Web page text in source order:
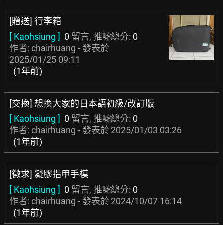
[贈送] 行李箱
[ Kaohsiung ] 0 留言, 推噓總分: 0
作者: chairhuang - 發表於
2025/01/25 09:11
(1年前)
[交換] 想換大家的日本語初級/改訂版
[ Kaohsiung ] 0 留言, 推噓總分: 0
作者: chairhuang - 發表於 2025/01/03 03:26
(1年前)
[徵求] 凝膠指甲手模
[ Kaohsiung ] 0 留言, 推噓總分: 0
作者: chairhuang - 發表於 2024/10/07 16:14
(1年前)